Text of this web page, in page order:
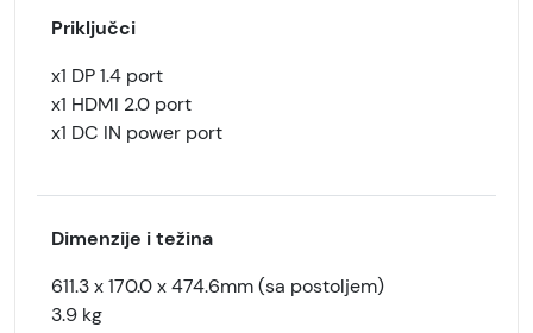
Priključci
x1 DP 1.4 port
x1 HDMI 2.0 port
x1 DC IN power port
Dimenzije i težina
611.3 x 170.0 x 474.6mm (sa postoljem)
3.9 kg